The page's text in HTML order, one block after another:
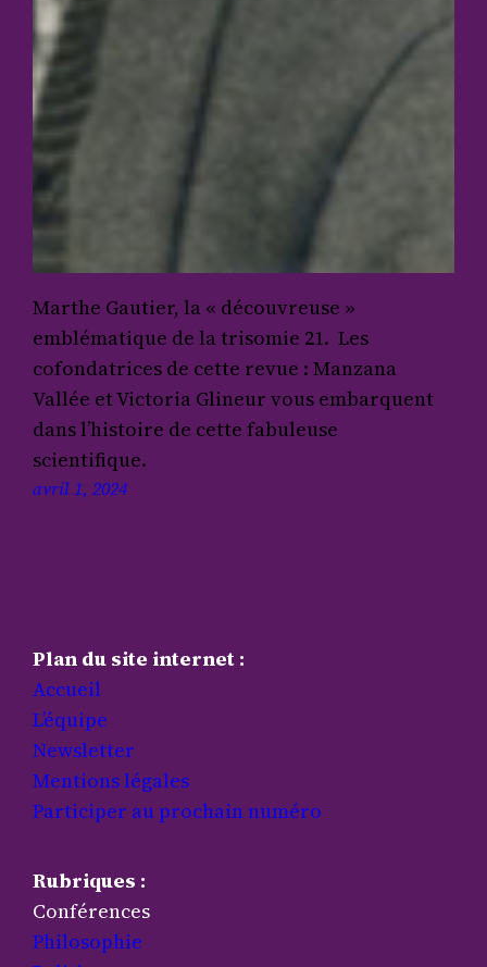
Marthe Gautier, la « découvreuse »
emblématique de la trisomie 21. Les
cofondatrices de cette revue : Manzana
Vallée et Victoria Glineur vous embarquent
dans l’histoire de cette fabuleuse
scientifique.
avril 1, 2024
Plan du site internet :
Accueil
L’équipe
Newsletter
Mentions légales
Participer au prochain numéro
Rubriques :
Conférences
Philosophie